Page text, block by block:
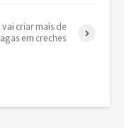
vai criar mais de
em creches